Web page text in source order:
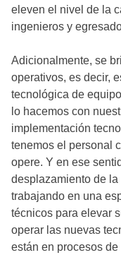
eleven el nivel de la
ingenieros y
Adicionalmente, se
operativos, es decir,
tecnológica de
lo hacemos con
implementación
tenemos el personal
opere. Y en ese
desplazamiento de
trabajando en una
técnicos para elevar
operar las nuevas
están en procesos